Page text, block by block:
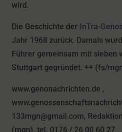
wird.
Die Geschichte der InTra-
Jahr 1968 zurück. Damals
Führer gemeinsam mit sieben
Stuttgart gegründet. ++ (fs/
www.genonachrichten.de ,
133mgn@gmail.com,
(mgn), tel. 0176 / 26 00 60 27